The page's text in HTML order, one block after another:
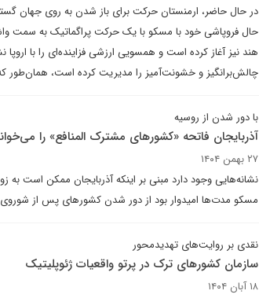
در حال حاضر، ارمنستان حرکت برای باز شدن به روی جهان
حال فروپاشی خود با مسکو با یک حرکت پراگماتیک به سمت
هند نیز آغاز کرده است و همسویی ارزشی فزاینده‌ای را با
چالش‌برانگیز و خشونت‌آمیز را مدیریت کرده است، همان‌طور
با دور شدن از روسیه
آذربایجان فاتحه «کشورهای مشترک المنافع» را
۲۷ بهمن ۱۴۰۴
مسکو مدت‌ها امیدوار بود از دور شدن کشورهای پس از شوروی
نقدی بر روایت‌های تهدیدمحور
سازمان کشورهای ترک در پرتو واقعیات ژئوپلیتیک
۱۸ آبان ۱۴۰۴